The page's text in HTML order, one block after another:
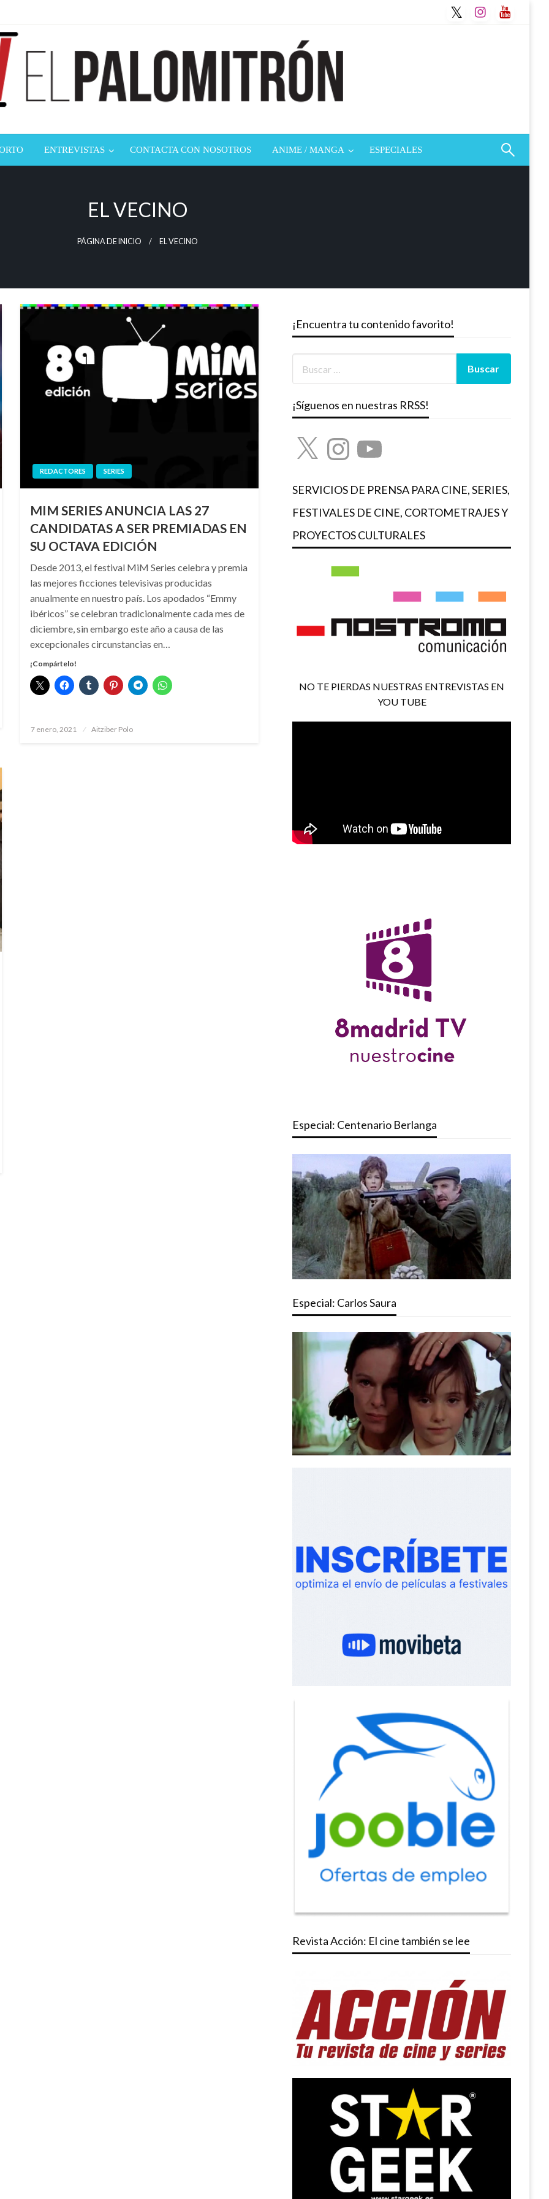
ENTREVISTAS CONTACTA CON NOSOTROS ANIME / MANGA ESPECIALES
EL VECINO
PÁGINA DE INICIO EL VECINO
REDACTORES SERIES
MIM SERIES ANUNCIA LAS 27
CANDIDATAS A SER PREMIADAS EN
SU OCTAVA EDICIÓN
Desde 2013, el festival MiM Series celebra y premia
las mejores ficciones televisivas producidas
anualmente en nuestro país. Los apodados “Emmy
ibéricos” se celebran tradicionalmente cada mes de
diciembre, sin embargo este año a causa de las
excepcionales circunstancias en…
¡Compártelo!
Publicado
7 enero, 2021 Aitziber Polo
¡Encuentra tu contenido favorito!
¡Síguenos en nuestras RRSS!
X InstagramYouTube
SERVICIOS DE PRENSA PARA CINE, SERIES,
FESTIVALES DE CINE, CORTOMETRAJES Y
PROYECTOS CULTURALES
NO TE PIERDAS NUESTRAS ENTREVISTAS EN
YOU TUBE
Especial: Centenario Berlanga
Especial: Carlos Saura
Revista Acción: El cine también se lee